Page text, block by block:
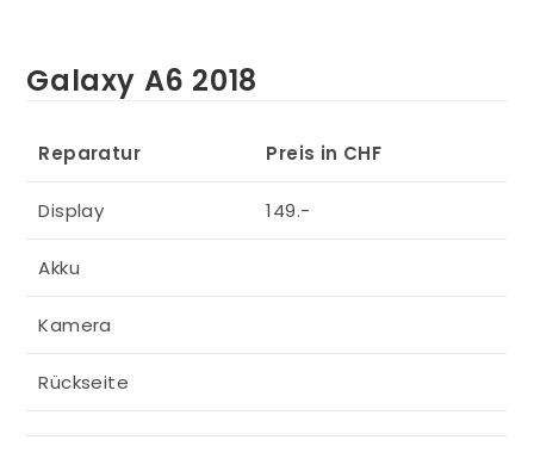
Galaxy A6 2018
Reparatur Preis in CHF
Display 149.-
Akku
Kamera
Rückseite